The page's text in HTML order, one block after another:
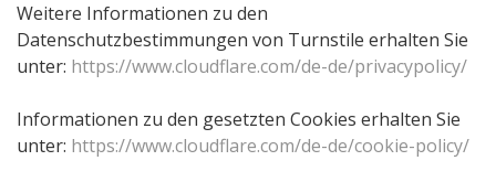
Weitere Informationen zu den
Datenschutzbestimmungen von Turnstile erhalten Sie
unter: https://www.cloudflare.com/de-de/privacypolicy/
Informationen zu den gesetzten Cookies erhalten Sie
unter: https://www.cloudflare.com/de-de/cookie-policy/